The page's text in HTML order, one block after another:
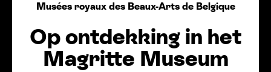
Musées royaux des Beaux-Arts de Belgique
Op ontdekking in het
Magritte Museum